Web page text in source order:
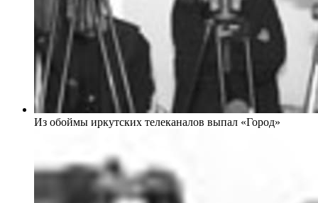
Из обоймы иркутских телеканалов выпал «Город»